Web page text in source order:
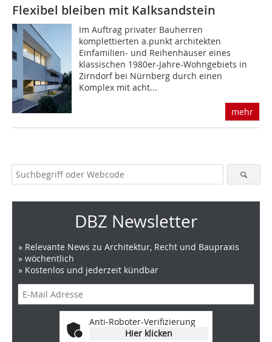
Flexibel bleiben mit Kalksandstein
Im Auftrag privater Bauherren
komplettierten a.punkt architekten
Einfamilien- und Reihenhäuser eines
klassischen 1980er-Jahre-Wohngebiets in
Zirndorf bei Nürnberg durch einen
Komplex mit acht...
mehr
DBZ Newsletter
» Relevante News zu Architektur, Recht und Baupraxis
» wöchentlich
» Kostenlos und jederzeit kündbar
Anti-Roboter-Verifizierung
Hier klicken